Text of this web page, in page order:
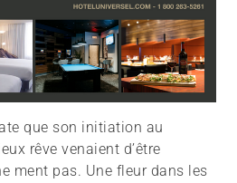
que son initiation au
rêve venaient d’être
ment pas. Une fleur dans les